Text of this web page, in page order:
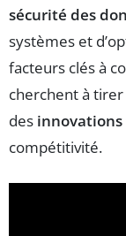
sécurité des
systèmes et
facteurs clés à
cherchent à tirer
des
compétitivité.